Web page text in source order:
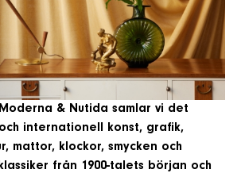
& Nutida samlar vi det
internationell konst, grafik,
mattor, klockor, smycken och
från 1900-talets början och